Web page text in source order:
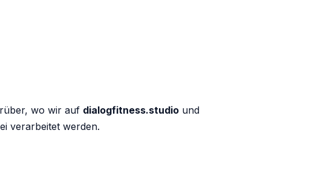
wo wir auf dialogfitness.studio und
verarbeitet werden.